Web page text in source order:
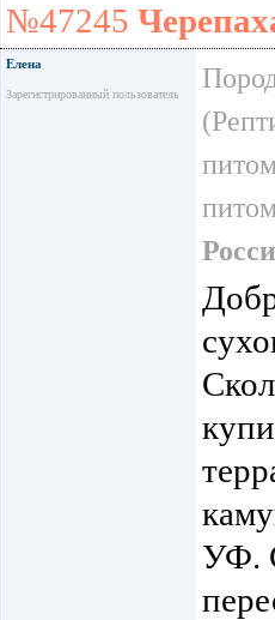
№47245
Елена
Зарегистрированный пользователь
УФ.